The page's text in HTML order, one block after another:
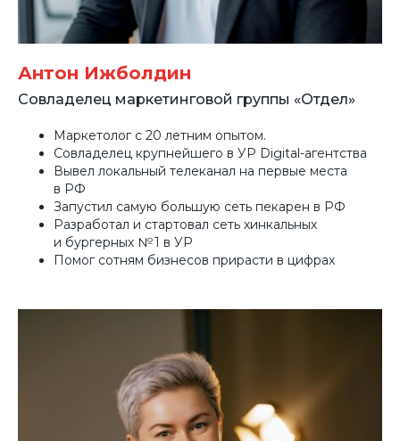
Антон Ижболдин
Совладелец маркетинговой группы «Отдел»
Маркетолог с 20 летним опытом.
Совладелец крупнейшего в УР Digital-агентства
Вывел локальный телеканал на первые места
в РФ
Запустил самую большую сеть пекарен в РФ
Разработал и стартовал сеть хинкальных
и бургерных № 1 в УР
Помог сотням бизнесов прирасти в цифрах